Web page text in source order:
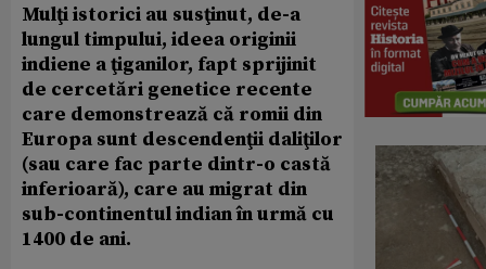
Mulţi istorici au susţinut, de-a
lungul timpului, ideea originii
indiene a ţiganilor, fapt sprijinit
de cercetări genetice recente
care demonstrează că romii din
Europa sunt descendenţii daliţilor
(sau care fac parte dintr-o castă
inferioară), care au migrat din
sub-continentul indian în urmă cu
1400 de ani.